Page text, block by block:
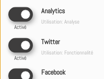
Analytics
Activé
Utilisation: Analyse
Twitter
Activé
Utilisation: Fonctionnalité
Facebook